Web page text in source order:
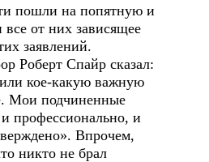
пошли на попятную и
все от них зависящее
заявлений.
Роберт Спайр сказал:
кое-какую важную
Мои подчиненные
профессионально, и
Впрочем,
никто не брал